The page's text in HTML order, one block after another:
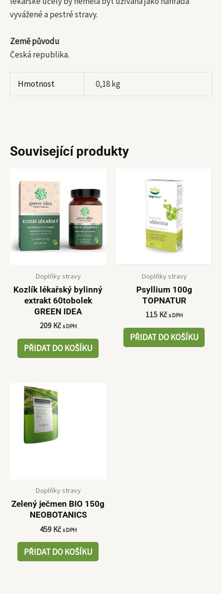
vyvážené a pestré stravy.
Země původu
Česká republika.
Hmotnost 0,18 kg
Související produkty
Doplňky stravy
Kozlík lékařský bylinný
extrakt 60tobolek
GREEN IDEA
209 Kč s DPH
PŘIDAT DO KOŠÍKU
Doplňky stravy
Psyllium 100g
TOPNATUR
115 Kč s DPH
PŘIDAT DO KOŠÍKU
Doplňky stravy
Zelený ječmen BIO 150g
NEOBOTANICS
459 Kč s DPH
PŘIDAT DO KOŠÍKU